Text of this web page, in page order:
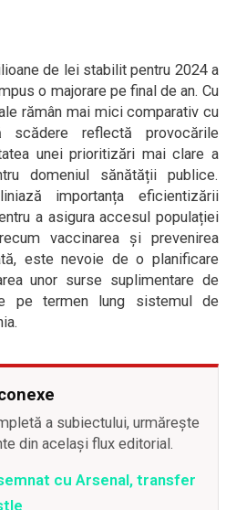
de lei stabilit pentru 2024 a
o majorare pe final de an. Cu
rămân mai mici comparativ cu
scădere reflectă provocările
unei prioritizări mai clare a
domeniul sănătății publice.
importanța eficientizării
a asigura accesul populației
vaccinarea și prevenirea
este nevoie de o planificare
unor surse suplimentare de
pe termen lung sistemul de
a subiectului, urmărește
din același flux editorial.
cu Arsenal, transfer